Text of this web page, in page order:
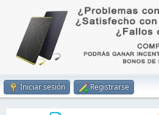
Iniciar sesión Registrarse